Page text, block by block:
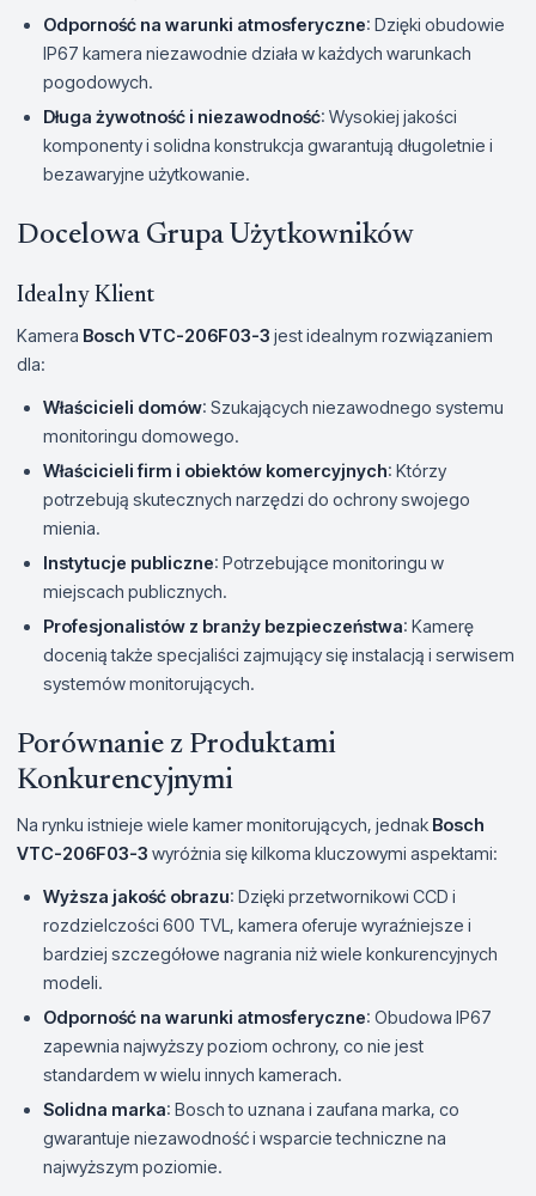
Odporność na warunki atmosferyczne: Dzięki obudowie
IP67 kamera niezawodnie działa w każdych warunkach
pogodowych.
Długa żywotność i niezawodność: Wysokiej jakości
komponenty i solidna konstrukcja gwarantują długoletnie i
bezawaryjne użytkowanie.
Docelowa Grupa Użytkowników
Idealny Klient
Kamera Bosch VTC-206F03-3 jest idealnym rozwiązaniem
dla:
Właścicieli domów: Szukających niezawodnego systemu
monitoringu domowego.
Właścicieli firm i obiektów komercyjnych: Którzy
potrzebują skutecznych narzędzi do ochrony swojego
mienia.
Instytucje publiczne: Potrzebujące monitoringu w
miejscach publicznych.
Profesjonalistów z branży bezpieczeństwa: Kamerę
docenią także specjaliści zajmujący się instalacją i serwisem
systemów monitorujących.
Porównanie z Produktami
Konkurencyjnymi
Na rynku istnieje wiele kamer monitorujących, jednak Bosch
VTC-206F03-3 wyróżnia się kilkoma kluczowymi aspektami:
Wyższa jakość obrazu: Dzięki przetwornikowi CCD i
rozdzielczości 600 TVL, kamera oferuje wyraźniejsze i
bardziej szczegółowe nagrania niż wiele konkurencyjnych
modeli.
Odporność na warunki atmosferyczne: Obudowa IP67
zapewnia najwyższy poziom ochrony, co nie jest
standardem w wielu innych kamerach.
Solidna marka: Bosch to uznana i zaufana marka, co
gwarantuje niezawodność i wsparcie techniczne na
najwyższym poziomie.